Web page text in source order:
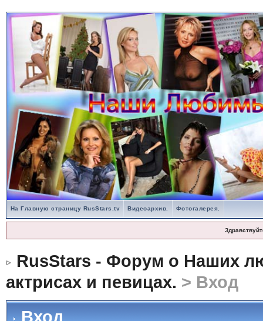
На Главную страницу RusStars.tv Видеоархив. Фотогалерея.
RusStars - Форум о Наших
актрисах и певицах. > Вход
Вход